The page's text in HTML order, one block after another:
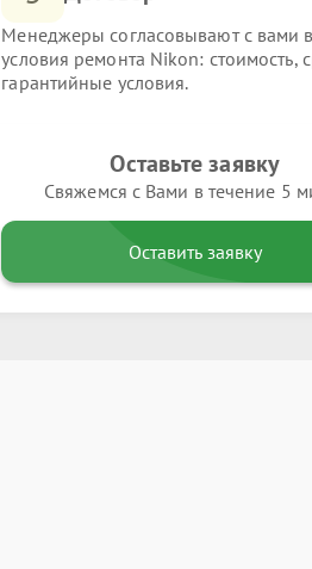
Менеджеры согласовывают с вами
условия ремонта Nikon: стоимость,
гарантийные условия.
Оставьте заявку
Свяжемся с Вами в течение 5
Оставить заявку